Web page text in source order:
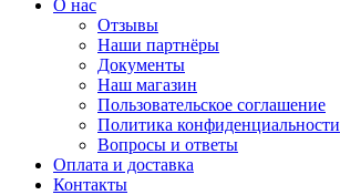
О нас
Отзывы
Наши партнёры
Документы
Наш магазин
Пользовательское соглашение
Политика конфиденциальности
Вопросы и ответы
Оплата и доставка
Контакты